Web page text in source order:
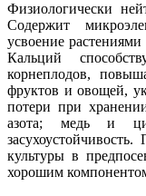
Физиологически
Содержит
усвоение
Кальций
корнеплодов,
фруктов и овощей,
потери при
азота; медь и
культуры в
хорошим